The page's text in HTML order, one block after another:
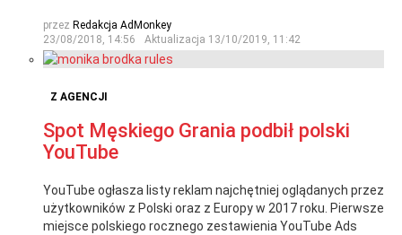
przez Redakcja AdMonkey
23/08/2018, 14:56
Aktualizacja 13/10/2019, 11:42
Z AGENCJI
Spot Męskiego Grania podbił polski
YouTube
YouTube ogłasza listy reklam najchętniej oglądanych przez
użytkowników z Polski oraz z Europy w 2017 roku. Pierwsze
miejsce polskiego rocznego zestawienia YouTube Ads